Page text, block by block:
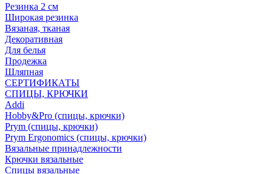
Резинка 2 см
Широкая резинка
Вязаная, тканая
Декоративная
Для белья
Продежка
Шляпная
СЕРТИФИКАТЫ
СПИЦЫ, КРЮЧКИ
Addi
Hobby&Pro (спицы, крючки)
Prym (спицы, крючки)
Prym Ergonomics (спицы, крючки)
Вязальные принадлежности
Крючки вязальные
Спицы вязальные